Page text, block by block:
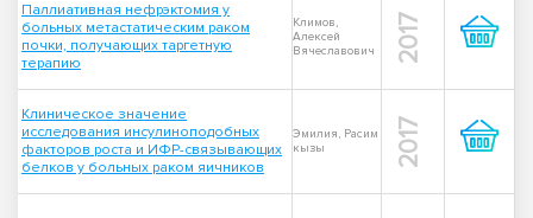
Паллиативная нефрэктомия у
больных метастатическим раком
почки, получающих таргетную
терапию
Климов,
Алексей
Вячеславович
2017
Клиническое значение
исследования инсулиноподобных
факторов роста и ИФР-связывающих
белков у больных раком яичников
Эмилия, Расим
кызы
2017